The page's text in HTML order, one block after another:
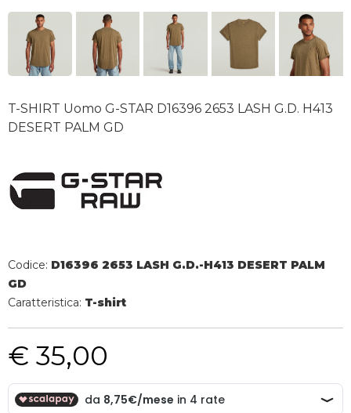
T-SHIRT Uomo G-STAR D16396 2653 LASH G.D. H413
DESERT PALM GD
Codice: D16396 2653 LASH G.D.-H413 DESERT PALM
GD
Caratteristica: T-shirt
€ 35,00